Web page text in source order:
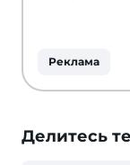
Реклама
Делитесь